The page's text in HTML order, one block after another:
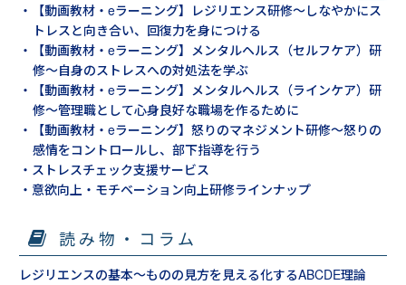
・【動画教材・eラーニング】レジリエンス研修～しなやかにス
トレスと向き合い、回復力を身につける
・【動画教材・eラーニング】メンタルヘルス（セルフケア）研
修～自身のストレスへの対処法を学ぶ
・【動画教材・eラーニング】メンタルヘルス（ラインケア）研
修～管理職として心身良好な職場を作るために
・【動画教材・eラーニング】怒りのマネジメント研修～怒りの
感情をコントロールし、部下指導を行う
・ストレスチェック支援サービス
・意欲向上・モチベーション向上研修ラインナップ
読み物・コラム
レジリエンスの基本～ものの見方を見える化するABCDE理論